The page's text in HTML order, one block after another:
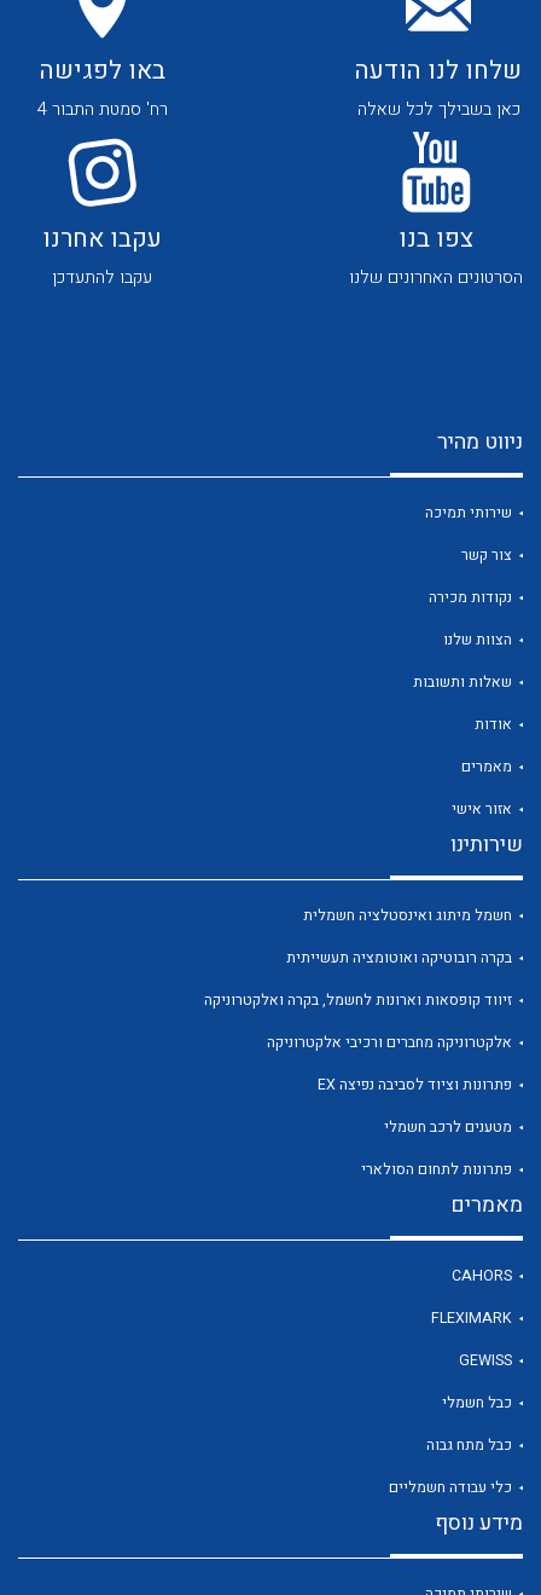
לכל מוצרי היצרן לכל מוצרי היצרן
שלחו לנו הודעה
כאן בשבילך לכל שאלה
באו לפגישה
רח' סמטת התבור 4
צפו בנו
הסרטונים האחרונים שלנו
עקבו אחרנו
עקבו להתעדכן
ניווט מהיר
שירותי תמיכה
צור קשר
נקודות מכירה
הצוות שלנו
שאלות ותשובות
אודות
מאמרים
אזור אישי
שירותינו
חשמל מיתוג ואינסטלציה חשמלית
בקרה רובוטיקה ואוטומציה תעשייתית
זיווד קופסאות וארונות לחשמל, בקרה ואלקטרוניקה
אלקטרוניקה מחברים ורכיבי אלקטרוניקה
פתרונות וציוד לסביבה נפיצה EX
מטענים לרכב חשמלי
פתרונות לתחום הסולארי
מאמרים
CAHORS
FLEXIMARK
GEWISS
כבל חשמלי
כבל מתח גבוה
כלי עבודה חשמליים
מידע נוסף